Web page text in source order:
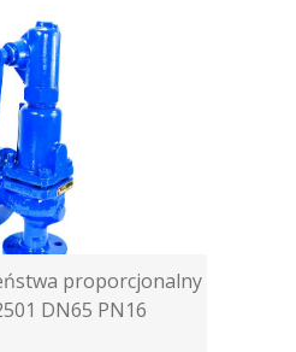
proporcjonalny
DN65 PN16